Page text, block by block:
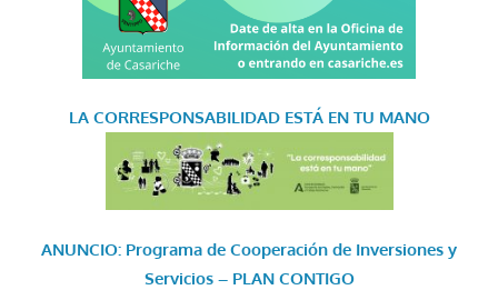
LA CORRESPONSABILIDAD ESTÁ EN TU MANO
ANUNCIO: Programa de Cooperación de Inversiones y
Servicios – PLAN CONTIGO